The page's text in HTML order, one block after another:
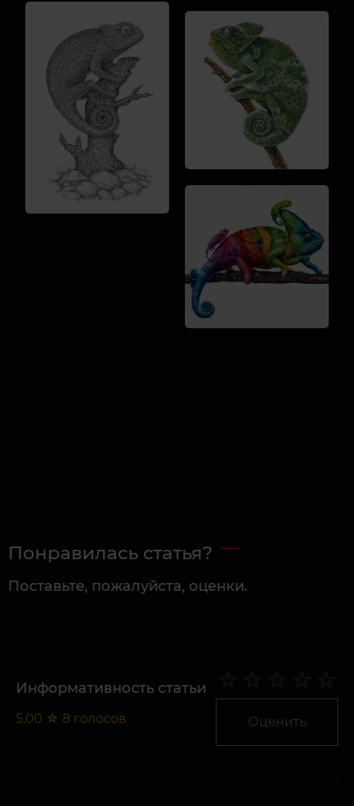
Понравилась статья?
Поставьте, пожалуйста, оценки.
Информативность статьи
5,00 ☆ 8 голосов Оценить